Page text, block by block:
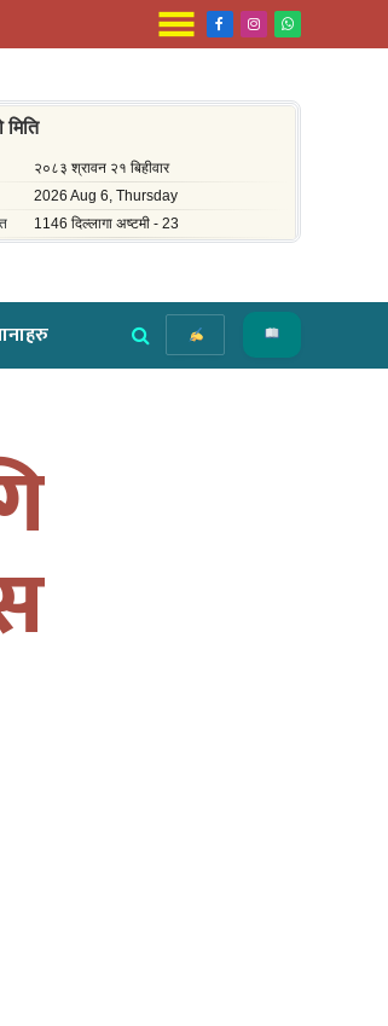
Facebook
InstagramWhatsApp